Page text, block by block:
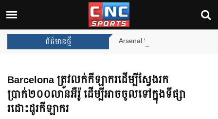
ព័ត៌មានថ្មី Arsenal បញ្ចប់ការរង់ចាំ ២២ ឆ្នាំ
Barcelona ត្រូវលក់កីឡាករដើម្បីស្វែងរក
ប្រាក់២០០លានអឺរ៉ូ ដើម្បីអាចចូលទៅក្នុងទីផ្សា
រដោះដូរកីឡាករ